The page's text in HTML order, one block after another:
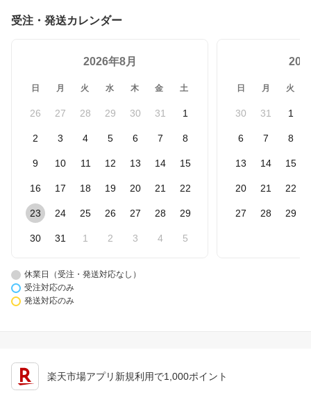
受注・発送カレンダー
2026年8月
日 月 火 水 木 金 土
26 27 28 29 30 31 1
2 3 4 5 6 7 8
9 10 11 12 13 14 15
16 17 18 19 20 21 22
23 24 25 26 27 28 29
30 31 1 2 3 4 5
日 月 火
30 31 1
6 7 8
13 14 15
20 21 22
27 28 29
休業日（受注・発送対応なし）
受注対応のみ
発送対応のみ
楽天市場アプリ新規利用で1,000ポイント